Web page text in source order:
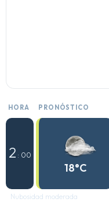
HORA PRONÓSTICO
2 : 00
18°C
Nubosidad moderada